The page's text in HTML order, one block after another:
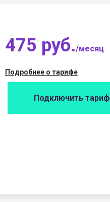
475 руб./месяц
Подробнее о тарифе
Подключить тариф